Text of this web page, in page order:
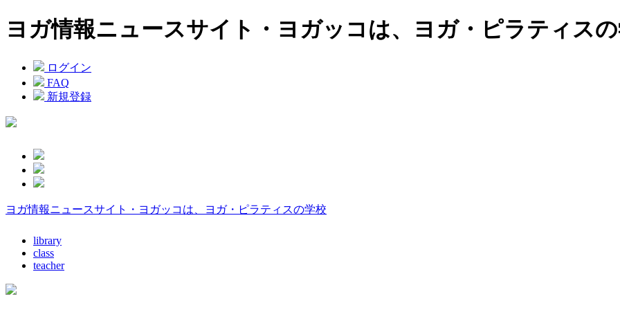
ヨガ情報ニュースサイト・ヨガッコは、ヨガ・ピラティス
ログイン
FAQ
新規登録
ヨガ情報ニュースサイト・ヨガッコは、ヨガ・ピラティスの学校
library
class
teacher